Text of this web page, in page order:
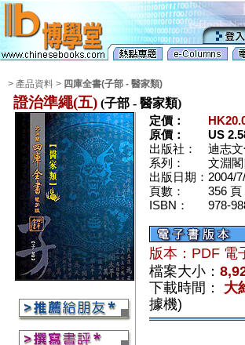
> 產品資料 > 四庫全書(子部 - 醫家類)
證治準繩(五) (子部 - 醫家類)
定價：
原價：
US
出版社：
迪志
系列：
文淵
出版日期： 2004/
頁數：
356 頁
ISBN：
978-
版本：PDF 電
檔案大小：
下載時間：
大
據機)